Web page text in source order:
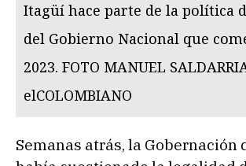
Itagüí hace parte de la política
del Gobierno Nacional que
2023. FOTO MANUEL
elCOLOMBIANO
Semanas atrás, la Gobernación